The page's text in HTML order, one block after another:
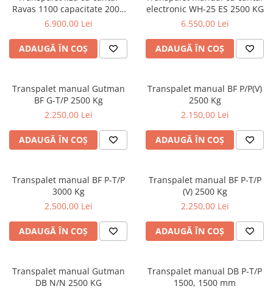
Polizoare de cioturi pomi
Tocatoare hidraulice
Tocatoare priza PTO tractor
Utilaje de fabricat peleti
Transpaleti si stivuitoare
Trolii forestiere
Freze de zapada
Incarcatoare frontale
Masini batut stalpi
Mini-Buldoexcavatoare
Motocultoare si accesorii
Retroexcavatoare
Utilaje sapat si prasit
Freze de pamant
Ravas 1100 capacitate 2000
KG
6.900,00 Lei
ADAUGĂ ÎN COȘ
electronic WH-25 ES 2500 KG
6.550,00 Lei
ADAUGĂ ÎN COȘ
Transpalet manual Gutman
BF G-T/P 2500 Kg
2.250,00 Lei
ADAUGĂ ÎN COȘ
Transpalet manual BF P/P(V)
2500 Kg
2.150,00 Lei
ADAUGĂ ÎN COȘ
Transpalet manual BF P-T/P
3000 Kg
2.500,00 Lei
ADAUGĂ ÎN COȘ
Transpalet manual BF P-T/P
(V) 2500 Kg
2.250,00 Lei
ADAUGĂ ÎN COȘ
Transpalet manual Gutman
DB N/N 2500 KG
Transpalet manual DB P-T/P
1500, 1500 mm